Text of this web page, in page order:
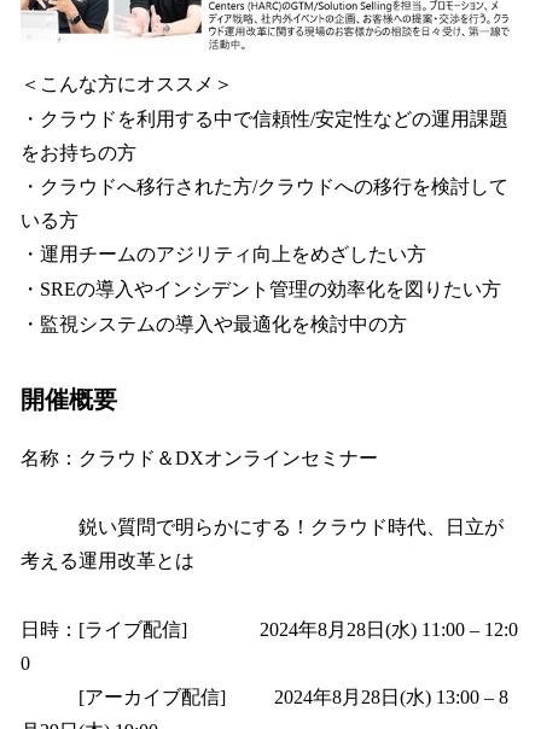
＜こんな方にオススメ＞
・クラウドを利用する中で信頼性/安定性などの運用課題
をお持ちの方
・クラウドへ移行された方/クラウドへの移行を検討して
いる方
・運用チームのアジリティ向上をめざしたい方
・SREの導入やインシデント管理の効率化を図りたい方
・監視システムの導入や最適化を検討中の方
開催概要
名称：クラウド＆DXオンラインセミナー
鋭い質問で明らかにする！クラウド時代、日立が
考える運用改革とは
日時：[ライブ配信] 2024年8月28日(水) 11:00 – 12:0
0
[アーカイブ配信] 2024年8月28日(水) 13:00 – 8